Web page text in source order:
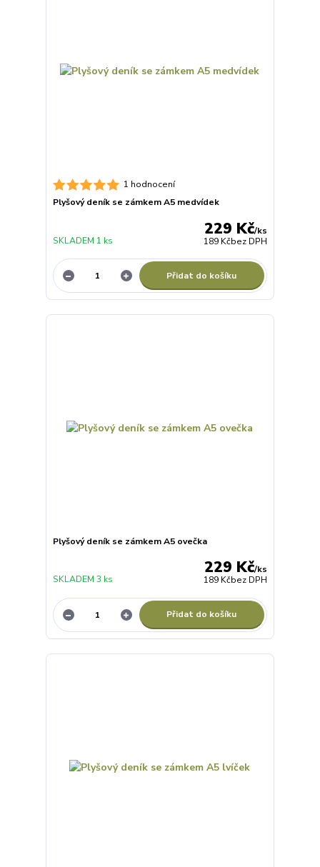
1 hodnocení
Plyšový deník se zámkem A5 medvídek
229 Kč/ks
189 Kčbez DPH
SKLADEM 1 ks
Přidat do košíku
Plyšový deník se zámkem A5 ovečka
229 Kč/ks
189 Kčbez DPH
SKLADEM 3 ks
Přidat do košíku